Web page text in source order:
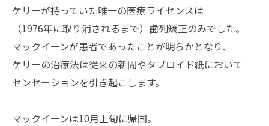
ケリーが持っていた唯一の医療ライセンスは
（1976年に取り消されるまで）歯列矯正のみでした。
マックイーンが患者であったことが明らかとなり、
ケリーの治療法は従来の新聞やタブロイド紙において
センセーションを引き起こします。
マックイーンは10月上旬に帰国。